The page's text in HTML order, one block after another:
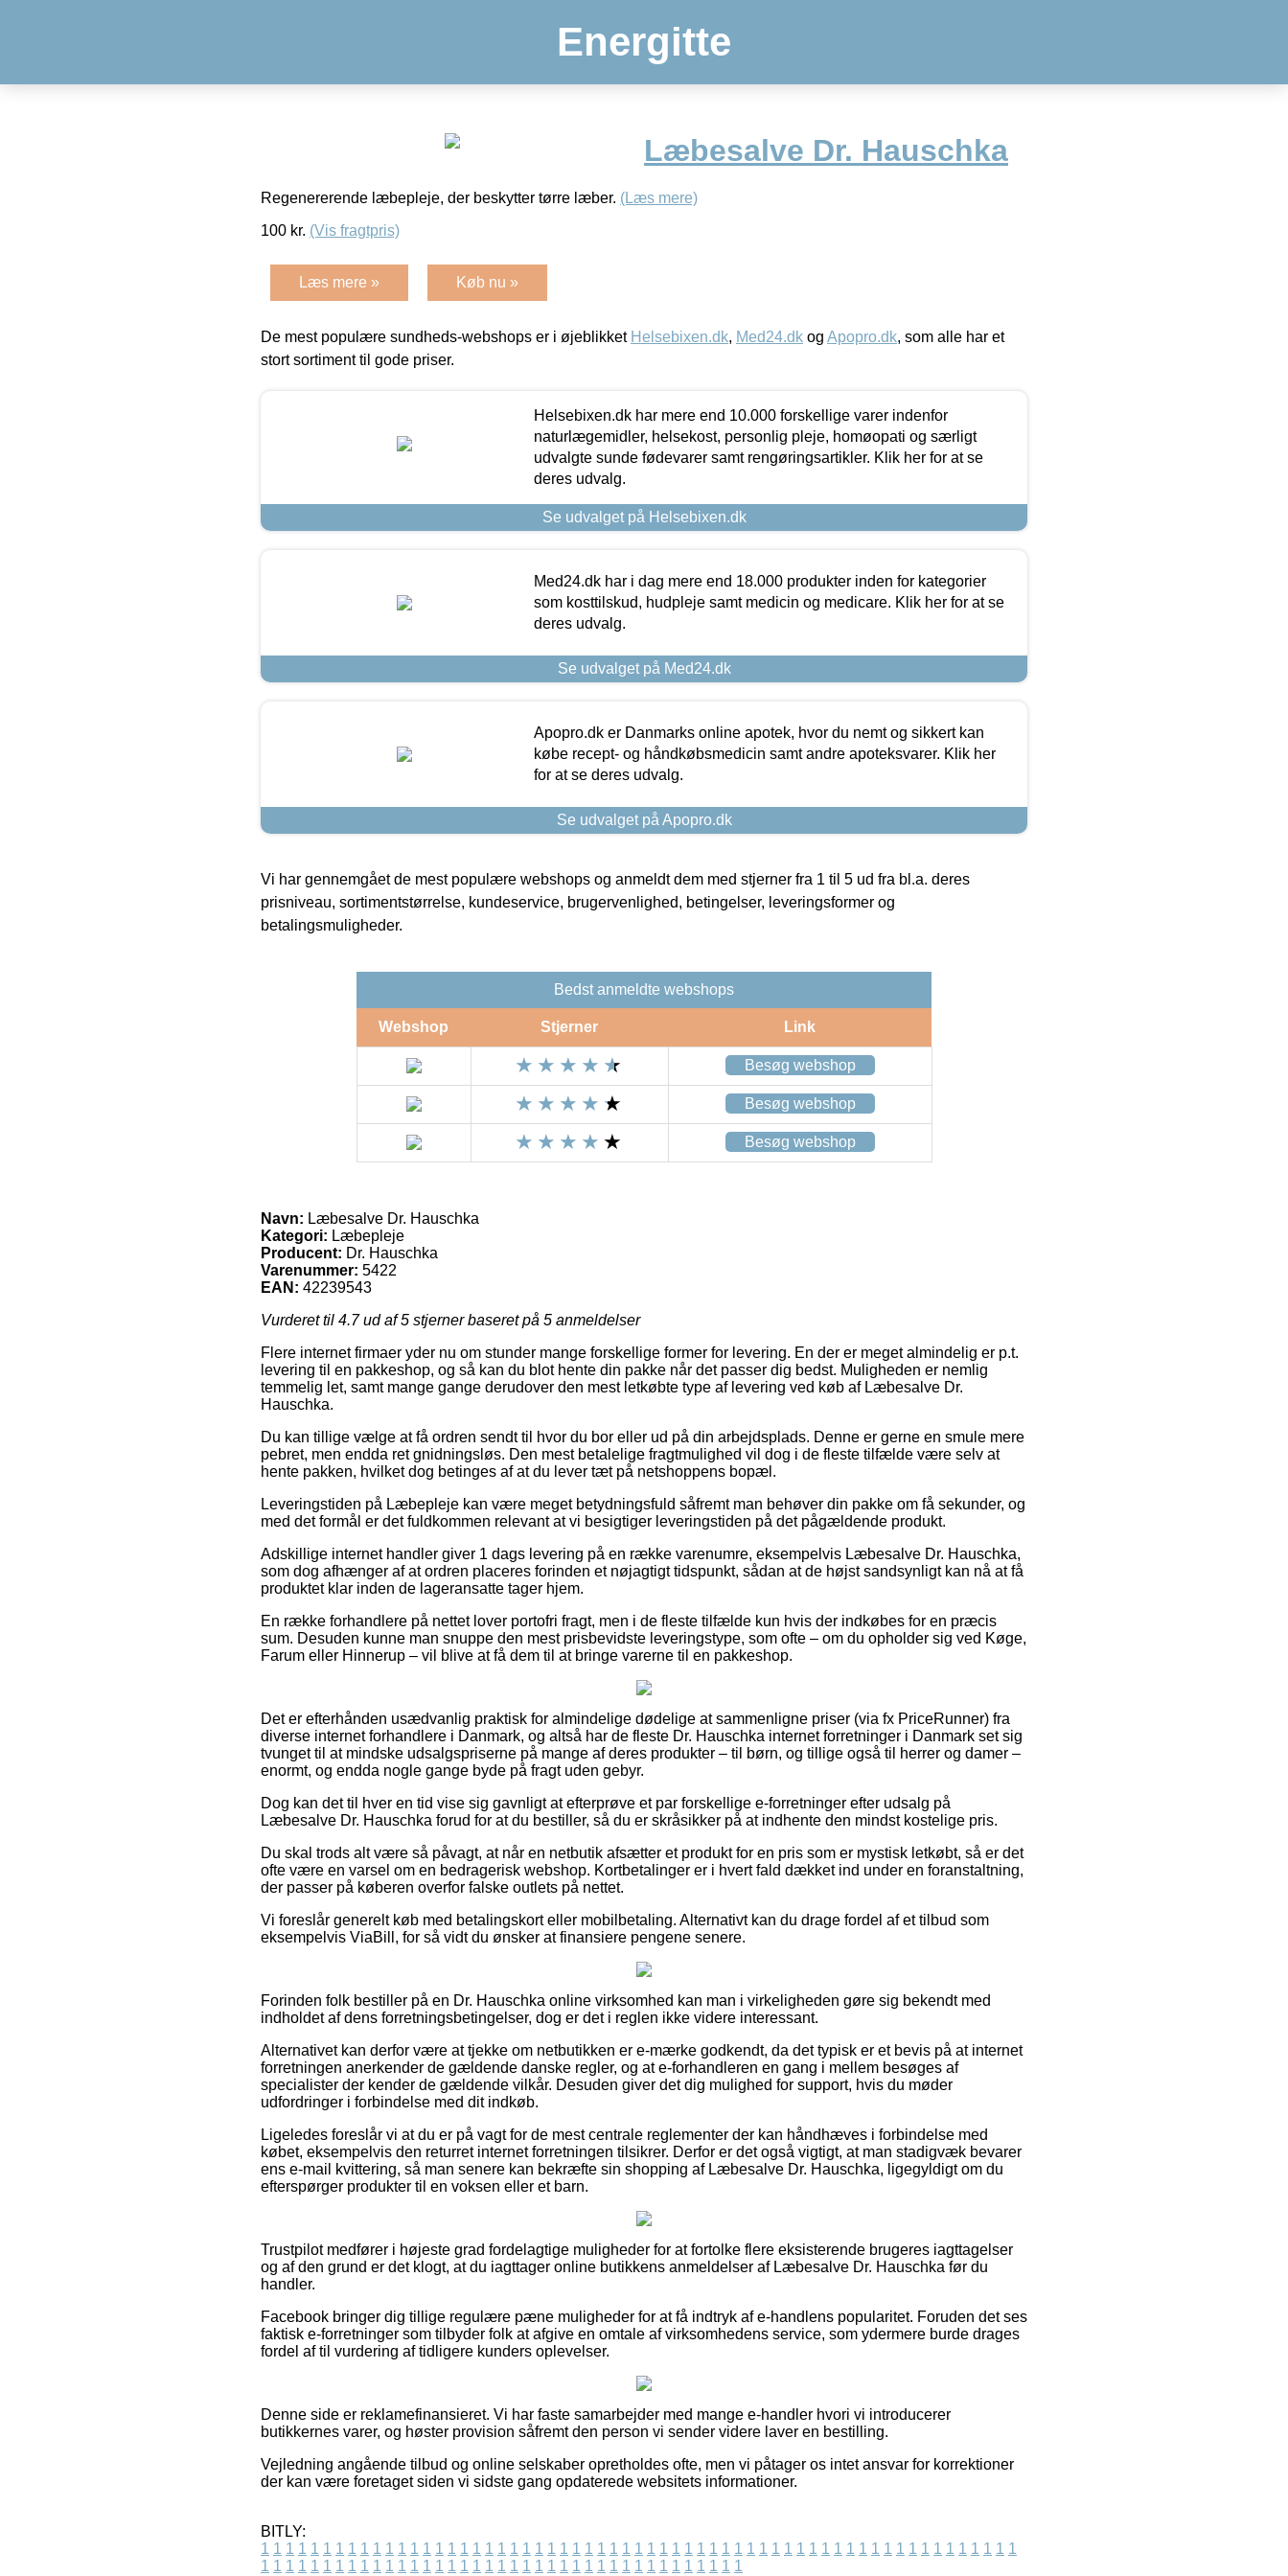
Energitte
Læbesalve Dr. Hauschka
Regenererende læbepleje, der beskytter tørre læber. (Læs mere)
100 kr. (Vis fragtpris)
Læs mere » Køb nu »
De mest populære sundheds-webshops er i øjeblikket Helsebixen.dk, Med24.dk og Apopro.dk, som alle har et
stort sortiment til gode priser.
Helsebixen.dk har mere end 10.000 forskellige varer indenfor
naturlægemidler, helsekost, personlig pleje, homøopati og særligt
udvalgte sunde fødevarer samt rengøringsartikler. Klik her for at se
deres udvalg.
Se udvalget på Helsebixen.dk
Med24.dk har i dag mere end 18.000 produkter inden for kategorier
som kosttilskud, hudpleje samt medicin og medicare. Klik her for at se
deres udvalg.
Se udvalget på Med24.dk
Apopro.dk er Danmarks online apotek, hvor du nemt og sikkert kan
købe recept- og håndkøbsmedicin samt andre apoteksvarer. Klik her
for at se deres udvalg.
Se udvalget på Apopro.dk
Vi har gennemgået de mest populære webshops og anmeldt dem med stjerner fra 1 til 5 ud fra bl.a. deres
prisniveau, sortimentstørrelse, kundeservice, brugervenlighed, betingelser, leveringsformer og
betalingsmuligheder.
Bedst anmeldte webshops
Webshop Stjerner Link
Besøg webshop
Besøg webshop
Besøg webshop
Navn: Læbesalve Dr. Hauschka
Kategori: Læbepleje
Producent: Dr. Hauschka
Varenummer: 5422
EAN: 42239543
Vurderet til 4.7ud af 5 stjerner baseret på 5 anmeldelser
Flere internet firmaer yder nu om stunder mange forskellige former for levering. En der er meget almindelig er p.t.
levering til en pakkeshop, og så kan du blot hente din pakke når det passer dig bedst. Muligheden er nemlig
temmelig let, samt mange gange derudover den mest letkøbte type af levering ved køb af Læbesalve Dr.
Hauschka.
Du kan tillige vælge at få ordren sendt til hvor du bor eller ud på din arbejdsplads. Denne er gerne en smule mere
pebret, men endda ret gnidningsløs. Den mest betalelige fragtmulighed vil dog i de fleste tilfælde være selv at
hente pakken, hvilket dog betinges af at du lever tæt på netshoppens bopæl.
Leveringstiden på Læbepleje kan være meget betydningsfuld såfremt man behøver din pakke om få sekunder, og
med det formål er det fuldkommen relevant at vi besigtiger leveringstiden på det pågældende produkt.
Adskillige internet handler giver 1 dags levering på en række varenumre, eksempelvis Læbesalve Dr. Hauschka,
som dog afhænger af at ordren placeres forinden et nøjagtigt tidspunkt, sådan at de højst sandsynligt kan nå at få
produktet klar inden de lageransatte tager hjem.
En række forhandlere på nettet lover portofri fragt, men i de fleste tilfælde kun hvis der indkøbes for en præcis
sum. Desuden kunne man snuppe den mest prisbevidste leveringstype, som ofte – om du opholder sig ved Køge,
Farum eller Hinnerup – vil blive at få dem til at bringe varerne til en pakkeshop.
Det er efterhånden usædvanlig praktisk for almindelige dødelige at sammenligne priser (via fx PriceRunner) fra
diverse internet forhandlere i Danmark, og altså har de fleste Dr. Hauschka internet forretninger i Danmark set sig
tvunget til at mindske udsalgspriserne på mange af deres produkter – til børn, og tillige også til herrer og damer –
enormt, og endda nogle gange byde på fragt uden gebyr.
Dog kan det til hver en tid vise sig gavnligt at efterprøve et par forskellige e-forretninger efter udsalg på
Læbesalve Dr. Hauschka forud for at du bestiller, så du er skråsikker på at indhente den mindst kostelige pris.
Du skal trods alt være så påvagt, at når en netbutik afsætter et produkt for en pris som er mystisk letkøbt, så er det
ofte være en varsel om en bedragerisk webshop. Kortbetalinger er i hvert fald dækket ind under en foranstaltning,
der passer på køberen overfor falske outlets på nettet.
Vi foreslår generelt køb med betalingskort eller mobilbetaling. Alternativt kan du drage fordel af et tilbud som
eksempelvis ViaBill, for så vidt du ønsker at finansiere pengene senere.
Forinden folk bestiller på en Dr. Hauschka online virksomhed kan man i virkeligheden gøre sig bekendt med
indholdet af dens forretningsbetingelser, dog er det i reglen ikke videre interessant.
Alternativet kan derfor være at tjekke om netbutikken er e-mærke godkendt, da det typisk er et bevis på at internet
forretningen anerkender de gældende danske regler, og at e-forhandleren en gang i mellem besøges af
specialister der kender de gældende vilkår. Desuden giver det dig mulighed for support, hvis du møder
udfordringer i forbindelse med dit indkøb.
Ligeledes foreslår vi at du er på vagt for de mest centrale reglementer der kan håndhæves i forbindelse med
købet, eksempelvis den returret internet forretningen tilsikrer. Derfor er det også vigtigt, at man stadigvæk bevarer
ens e-mail kvittering, så man senere kan bekræfte sin shopping af Læbesalve Dr. Hauschka, ligegyldigt om du
efterspørger produkter til en voksen eller et barn.
Trustpilot medfører i højeste grad fordelagtige muligheder for at fortolke flere eksisterende brugeres iagttagelser
og af den grund er det klogt, at du iagttager online butikkens anmeldelser af Læbesalve Dr. Hauschka før du
handler.
Facebook bringer dig tillige regulære pæne muligheder for at få indtryk af e-handlens popularitet. Foruden det ses
faktisk e-forretninger som tilbyder folk at afgive en omtale af virksomhedens service, som ydermere burde drages
fordel af til vurdering af tidligere kunders oplevelser.
Denne side er reklamefinansieret. Vi har faste samarbejder med mange e-handler hvori vi introducerer
butikkernes varer, og høster provision såfremt den person vi sender videre laver en bestilling.
Vejledning angående tilbud og online selskaber opretholdes ofte, men vi påtager os intet ansvar for korrektioner
der kan være foretaget siden vi sidste gang opdaterede websitets informationer.
BITLY:
1 1 1 1 1 1 1 1 1 1 1 1 1 1 1 1 1 1 1 1 1 1 1 1 1 1 1 1 1 1 1 1 1 1 1 1 1 1 1 1 1 1 1 1 1 1 1 1 1 1 1 1 1 1 1 1 1 1 1 1 1
1 1 1 1 1 1 1 1 1 1 1 1 1 1 1 1 1 1 1 1 1 1 1 1 1 1 1 1 1 1 1 1 1 1 1 1 1 1 1